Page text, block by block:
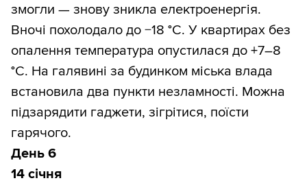
змогли — знову зникла електроенергія.
Вночі похолодало до −18 °С. У квартирах без
опалення температура опустилася до +7–8
°С. На галявині за будинком міська влада
встановила два пункти незламності. Можна
підзарядити гаджети, зігрітися, поїсти
гарячого.
День 6
14 січня